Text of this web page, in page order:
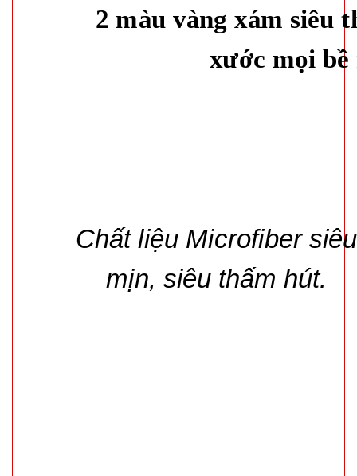
2 màu vàng xám siêu
xước mọi
Chất liệu Microfiber siêu
mịn, siêu thấm hút.